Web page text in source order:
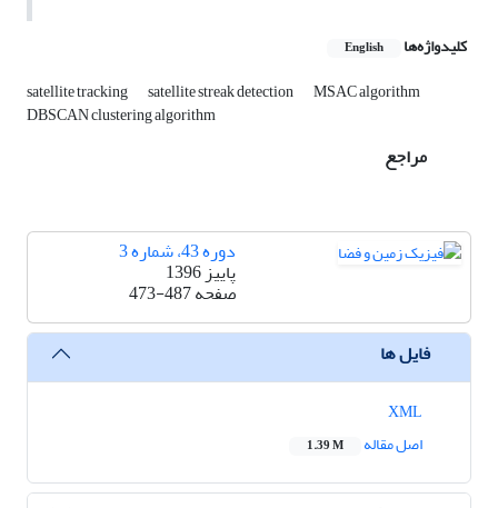
کلیدواژه‌ها English
satellite tracking satellite streak detection MSAC algorithm
DBSCAN clustering algorithm
مراجع
دوره 43، شماره 3
پاییز 1396
صفحه473-487
فایل ها
اصل مقاله
1.39 M